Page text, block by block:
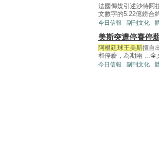
法國傳媒引述沙特阿
文數字的5.22億鎊合
今日信報 副刊文化
美斯突遭停賽停
阿根廷球王美斯擅自
和停薪，為期兩 ...全
今日信報 副刊文化